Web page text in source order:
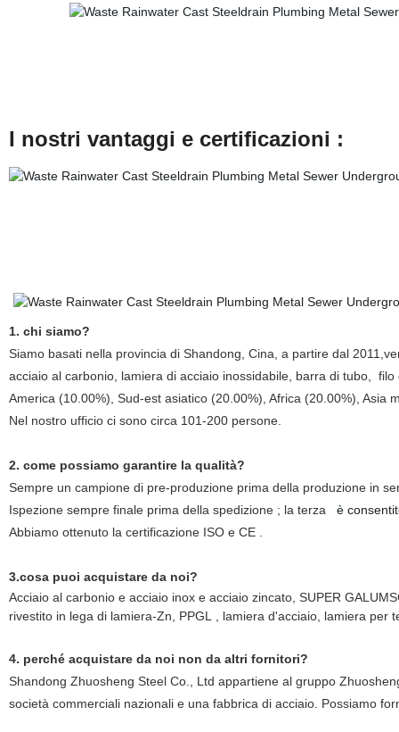
I nostri vantaggi e certificazioni :
1. chi siamo?
Siamo basati nella provincia di Shandong, Cina, a partire dal
acciaio al carbonio, lamiera di acciaio inossidabile, barra di tubo,
America (10.00%), Sud-est asiatico (20.00%), Africa (20.00%),
Nel nostro ufficio ci sono circa 101-200 persone.
2. come possiamo garantire la qualità?
Sempre un campione di pre-produzione prima della produzione in
Ispezione sempre finale prima della spedizione ; la terza
è
Abbiamo ottenuto la certificazione ISO e CE .
3.cosa puoi acquistare da noi?
Acciaio al carbonio e acciaio inox e acciaio zincato, SUPER
rivestito in lega di lamiera-Zn, PPGL , lamiera d'acciaio, lamiera per
4. perché acquistare da noi non da altri fornitori?
Shandong Zhuosheng Steel Co., Ltd appartiene al gruppo
società commerciali nazionali e una fabbrica di acciaio. Possiamo